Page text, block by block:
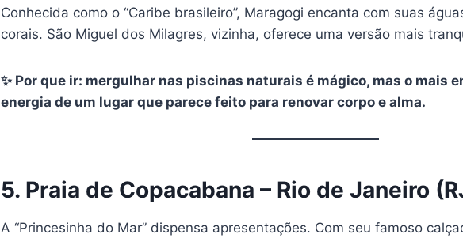
Conhecida como o “Caribe brasileiro”, Maragogi encanta com suas
corais. São Miguel dos Milagres, vizinha, oferece uma versão mais
✨ Por que ir: mergulhar nas piscinas naturais é mágico, mas o mais
energia de um lugar que parece feito para renovar corpo e alma.
5. Praia de Copacabana – Rio de Janeiro
A “Princesinha do Mar” dispensa apresentações. Com seu famoso